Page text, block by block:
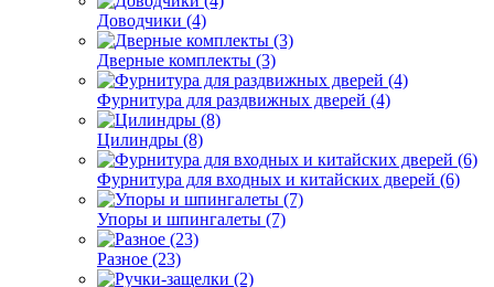
Доводчики (4)
Дверные комплекты (3)
Фурнитура для раздвижных дверей (4)
Цилиндры (8)
Фурнитура для входных и китайских дверей (6)
Упоры и шпингалеты (7)
Разное (23)